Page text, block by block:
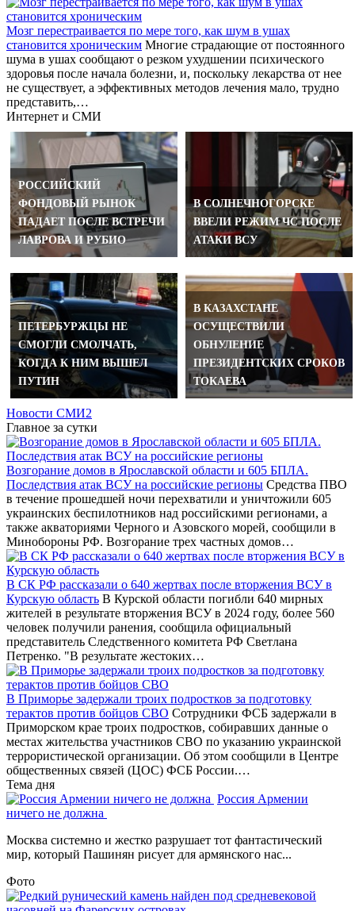
Мозг перестраивается по мере того, как шум в ушах
становится хроническим Многие страдающие от постоянного
шума в ушах сообщают о резком ухудшении психического
здоровья после начала болезни, и, поскольку лекарства от нее
не существует, а эффективных методов лечения мало, трудно
представить,…
Интернет и СМИ
РОССИЙСКИЙ
ФОНДОВЫЙ РЫНОК
ПАДАЕТ ПОСЛЕ ВСТРЕЧИ
ЛАВРОВА И РУБИО
В СОЛНЕЧНОГОРСКЕ
ВВЕЛИ РЕЖИМ ЧС ПОСЛЕ
АТАКИ ВСУ
ПЕТЕРБУРЖЦЫ НЕ
СМОГЛИ СМОЛЧАТЬ,
КОГДА К НИМ ВЫШЕЛ
ПУТИН
В КАЗАХСТАНЕ
ОСУЩЕСТВИЛИ
ОБНУЛЕНИЕ
ПРЕЗИДЕНТСКИХ СРОКОВ
ТОКАЕВА
Новости СМИ2
Главное за сутки
Возгорание домов в Ярославской области и 605 БПЛА.
Последствия атак ВСУ на российские регионы Средства ПВО
в течение прошедшей ночи перехватили и уничтожили 605
украинских беспилотников над российскими регионами, а
также акваториями Черного и Азовского морей, сообщили в
Минобороны РФ. Возгорание трех частных домов…
В СК РФ рассказали о 640 жертвах после вторжения ВСУ в
Курскую область В Курской области погибли 640 мирных
жителей в результате вторжения ВСУ в 2024 году, более 560
человек получили ранения, сообщила официальный
представитель Следственного комитета РФ Светлана
Петренко. "В результате жестоких…
В Приморье задержали троих подростков за подготовку
терактов против бойцов СВО Сотрудники ФСБ задержали в
Приморском крае троих подростков, собиравших данные о
местах жительства участников СВО по указанию украинской
террористической организации. Об этом сообщили в Центре
общественных связей (ЦОС) ФСБ России.…
Тема дня
Россия Армении
ничего не должна
Москва системно и жестко разрушает тот фантастический
мир, который Пашинян рисует для армянского нас...
Фото